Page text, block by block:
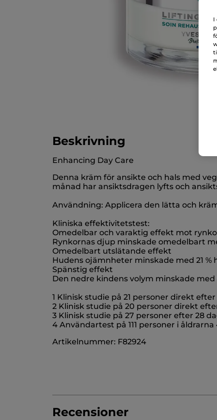
Beskrivning
Enhancing Day Care
Denna kräm för ansikte och hals med
månad har ansiktsdragen lyfts och
Användning: Applicera den lätta och
Kliniska effektivitetstest:
Omedelbar och varaktig effekt mot
Rynkornas djup minskade omedelbart
Omedelbart utslätande effekt
Hudens ojämnheter minskade med 21 %
Spänstig effekt
Den nedre kindens volym minskade med
1 Klinisk studie på 21 personer direkt
2 Klinisk studie på 20 personer direkt
3 Klinisk studie på 27 personer efter 28
4 Användartest på 111 personer i
Artikelnummer: F82924
Recensioner
I